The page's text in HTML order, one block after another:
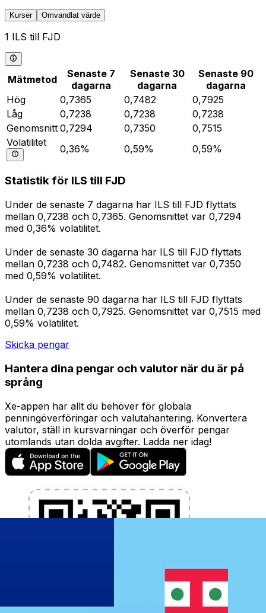
Kurser Omvandlat värde
1 ILS till FJD
Mätmetod
Senaste 7
dagarna
Senaste 30
dagarna
Senaste 90
dagarna
Hög
0,7365 0,7482
0,7925
Låg
0,7238 0,7238
0,7238
Genomsnitt 0,7294 0,7350
0,7515
Volatilitet
0,36% 0,59% 0,59%
Statistik för ILS till FJD
Under de senaste 7 dagarna har ILS till FJD flyttats
mellan 0,7238 och 0,7365. Genomsnittet var 0,7294
med 0,36% volatilitet.
Under de senaste 30 dagarna har ILS till FJD flyttats
mellan 0,7238 och 0,7482. Genomsnittet var 0,7350
med 0,59% volatilitet.
Under de senaste 90 dagarna har ILS till FJD flyttats
mellan 0,7238 och 0,7925. Genomsnittet var 0,7515 med
0,59% volatilitet.
Skicka pengar
Hantera dina pengar och valutor när du är på
språng
Xe-appen har allt du behöver för globala
penningöverföringar och valutahantering. Konvertera
valutor, ställ in kursvarningar och överför pengar
utomlands utan dolda avgifter. Ladda ner idag!